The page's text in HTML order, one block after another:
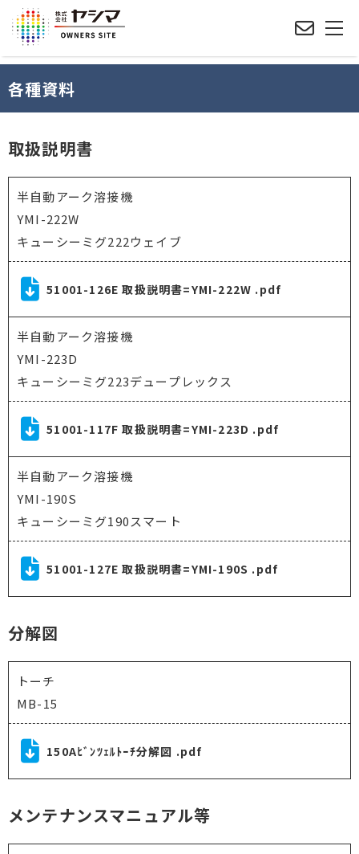
各種資料
取扱説明書
半自動アーク溶接機
YMI-222W
キューシーミグ222ウェイブ
51001-126E 取扱説明書=YMI-222W .pdf
半自動アーク溶接機
YMI-223D
キューシーミグ223デュープレックス
51001-117F 取扱説明書=YMI-223D .pdf
半自動アーク溶接機
YMI-190S
キューシーミグ190スマート
51001-127E 取扱説明書=YMI-190S .pdf
分解図
トーチ
MB-15
150Aﾋﾞﾝﾂｪﾙﾄｰﾁ分解図 .pdf
メンテナンスマニュアル等